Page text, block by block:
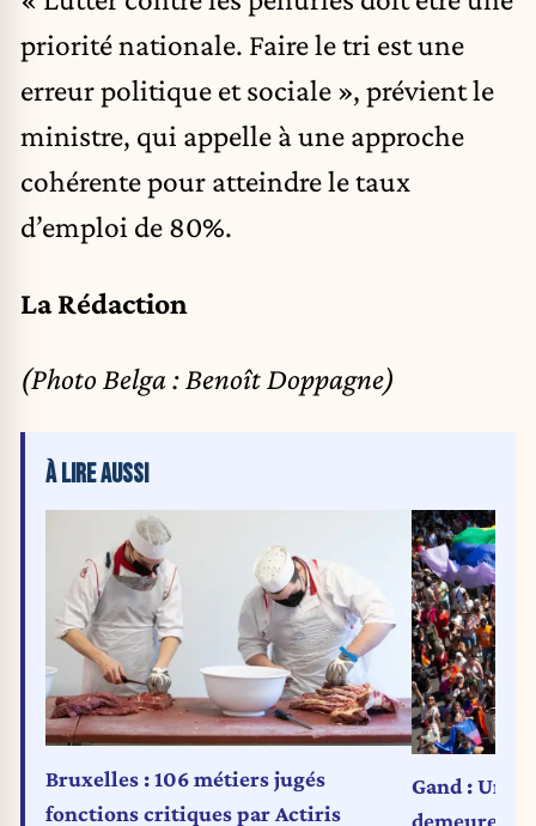
priorité nationale. Faire le tri est une
erreur politique et sociale », prévient le
ministre, qui appelle à une approche
cohérente pour atteindre le taux
d’emploi de 80%.
La Rédaction
(Photo Belga : Benoît Doppagne)
À LIRE AUSSI
Bruxelles : 106 métiers jugés
fonctions critiques par Actiris
Gand : Unia